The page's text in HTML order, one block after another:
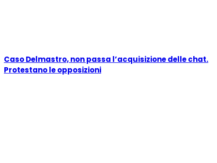
Caso Delmastro, non passa l’acquisizione delle chat.
Protestano le opposizioni